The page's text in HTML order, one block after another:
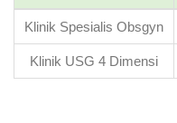
Klinik Spesialis Obsgyn
Klinik USG 4 Dimensi